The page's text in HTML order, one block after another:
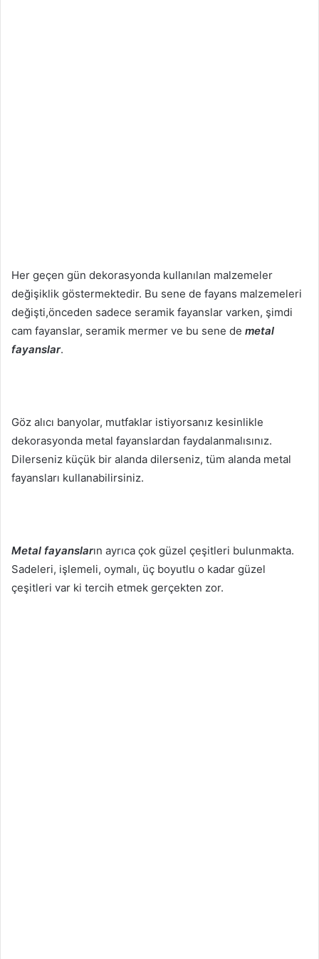
Her geçen gün dekorasyonda kullanılan malzemeler
değişiklik göstermektedir. Bu sene de fayans malzemeleri
değişti,önceden sadece seramik fayanslar varken, şimdi
cam fayanslar, seramik mermer ve bu sene de metal
fayanslar.
Göz alıcı banyolar, mutfaklar istiyorsanız kesinlikle
dekorasyonda metal fayanslardan faydalanmalısınız.
Dilerseniz küçük bir alanda dilerseniz, tüm alanda metal
fayansları kullanabilirsiniz.
Metal fayansların ayrıca çok güzel çeşitleri bulunmakta.
Sadeleri, işlemeli, oymalı, üç boyutlu o kadar güzel
çeşitleri var ki tercih etmek gerçekten zor.